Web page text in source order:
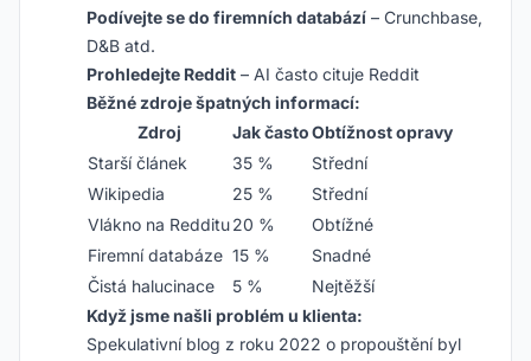
Podívejte se do firemních databází – Crunchbase,
D&B atd.
Prohledejte Reddit – AI často cituje Reddit
Běžné zdroje špatných informací:
Zdroj
Jak častoObtížnost opravy
Starší článek
35 %
Střední
Wikipedia
25 %
Střední
Vlákno na Redditu20 %
Obtížné
Firemní databáze 15 %
Snadné
Čistá halucinace
5 %
Nejtěžší
Když jsme našli problém u klienta:
Spekulativní blog z roku 2022 o propouštění byl